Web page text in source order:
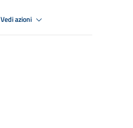
Vedi azioni